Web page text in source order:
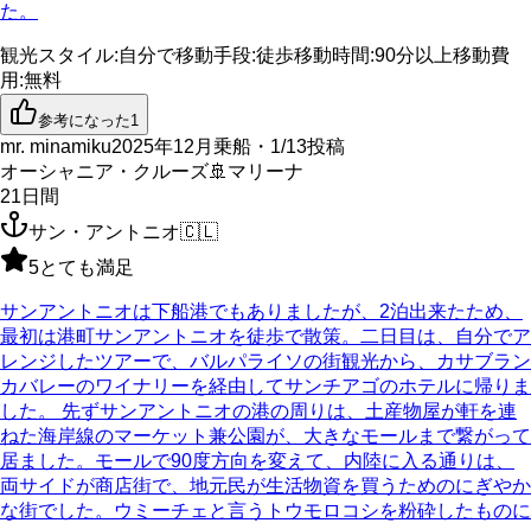
た。
観光スタイル:自分で移動手段:徒歩移動時間:90分以上移動費
用 :無料
参考になった1
mr. minamiku2025年12月乗船・1/13投稿
オーシャニア・クルーズ🚢マリーナ
21日間
サン・アントニオ🇨🇱
5とても満足
サンアントニオは下船港でもありましたが、2泊出来たため、
最初は港町サンアントニオを徒歩で散策。二日目は、自分でア
レンジしたツアーで、バルパライソの街観光から、カサブラン
カバレーのワイナリーを経由してサンチアゴのホテルに帰りま
した。 先ずサンアントニオの港の周りは、土産物屋が軒を連
ねた海岸線のマーケット兼公園が、大きなモールまで繋がって
居ました。モールで90度方向を変えて、内陸に入る通りは、
両サイドが商店街で、地元民が生活物資を買うためのにぎやか
な街でした。ウミーチェと言うトウモロコシを粉砕したものに